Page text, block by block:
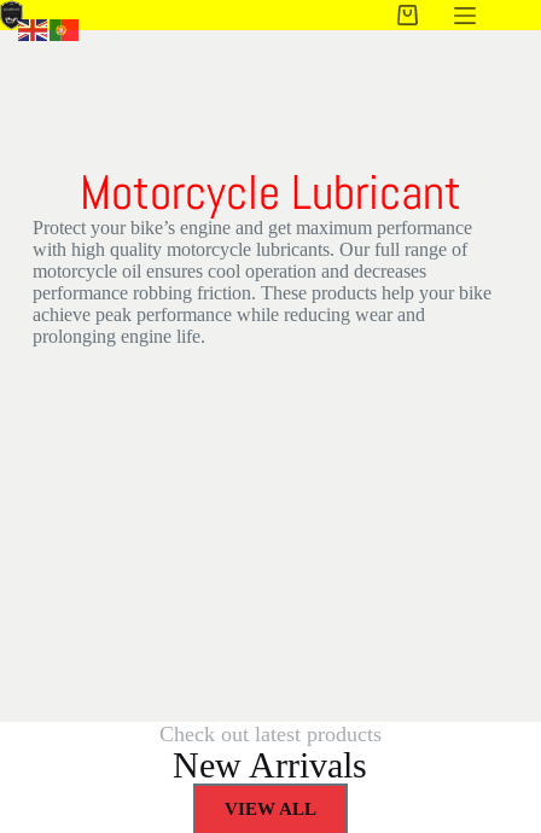
Motorcycle Lubricant
Protect your bike’s engine and get maximum performance
with high quality motorcycle lubricants. Our full range of
motorcycle oil ensures cool operation and decreases
performance robbing friction. These products help your bike
achieve peak performance while reducing wear and
prolonging engine life.
Check out latest products
New Arrivals
VIEW ALL